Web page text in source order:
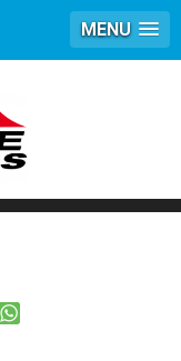
MENU